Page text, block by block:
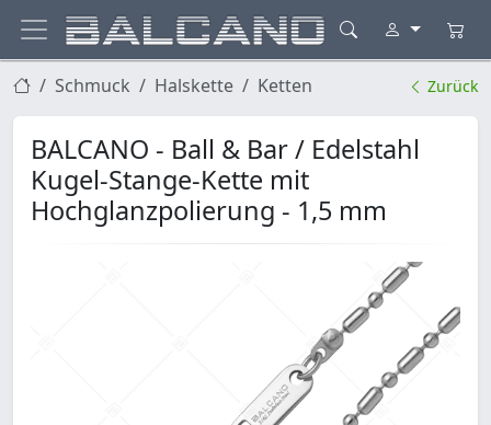
Schmuck Halskette Ketten Zurück
BALCANO - Ball & Bar / Edelstahl
Kugel-Stange-Kette mit
Hochglanzpolierung - 1,5 mm